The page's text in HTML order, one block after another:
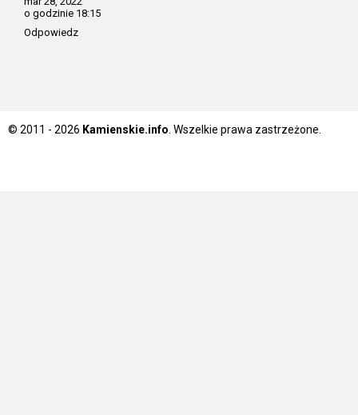
o godzinie 18:15
Odpowiedz
© 2011 - 2026 Kamienskie.info . Wszelkie prawa zastrzeżone.